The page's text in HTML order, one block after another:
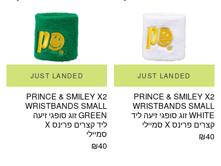
JUST LANDED
PRINCE & SMILEY X2
WRISTBANDS SMALL
WHITE זוג סופגי זיעה ליד
קצרים פרינס X סמיילי
₪40
JUST LANDED
PRINCE & SMILEY X2
WRISTBANDS SMALL
GREEN זוג סופגי זיעה
ליד קצרים פרינס X
סמיילי
₪40